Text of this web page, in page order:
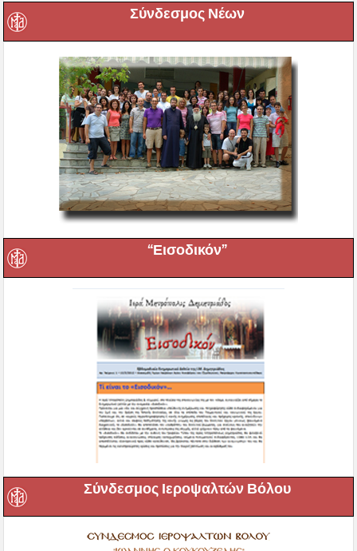
Σύνδεσμος Νέων
“Εισοδικόν”
Σύνδεσμος Ιεροψαλτών Βόλου